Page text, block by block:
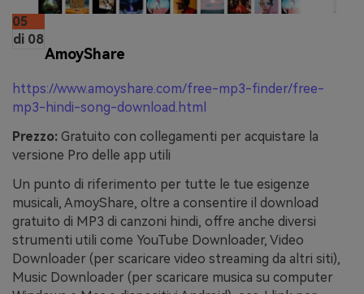
05
di 08
AmoyShare
https://www.amoyshare.com/free-mp3-finder/free-
mp3-hindi-song-download.html
Prezzo: Gratuito con collegamenti per acquistare la
versione Pro delle app utili
Un punto di riferimento per tutte le tue esigenze
musicali, AmoyShare, oltre a consentire il download
gratuito di MP3 di canzoni hindi, offre anche diversi
strumenti utili come YouTube Downloader, Video
Downloader (per scaricare video streaming da altri siti),
Music Downloader (per scaricare musica su computer